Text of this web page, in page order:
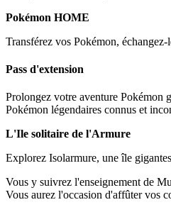
Pokémon HOME
Transférez vos Pokémon,
Pass d'extension
Prolongez votre aventure Pokémon
Pokémon légendaires connus et
L'Ile solitaire de l'Armure
Explorez Isolarmure, une île
Vous y suivrez l'enseignement de
Vous aurez l'occasion d'affûter vos